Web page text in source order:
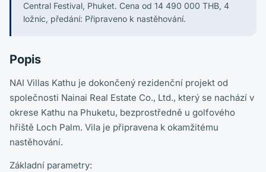
Central Festival, Phuket. Cena od 14 490 000 THB, 4
ložnic, předání: Připraveno k nastěhování.
Popis
NAI Villas Kathu je dokončený rezidenční projekt od
společnosti Nainai Real Estate Co., Ltd., který se nachází v
okrese Kathu na Phuketu, bezprostředně u golfového
hřiště Loch Palm. Vila je připravena k okamžitému
nastěhování.
Základní parametry: